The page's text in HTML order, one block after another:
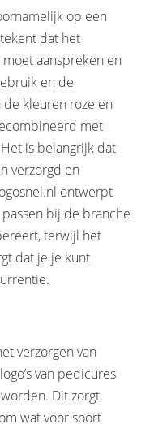
op een
dat het
aanspreken en
en de
kleuren roze en
met
is belangrijk dat
verzorgd en
ontwerpt
bij de branche
terwijl het
dat je je kunt
verzorgen van
van pedicures
Dit zorgt
wat voor soort